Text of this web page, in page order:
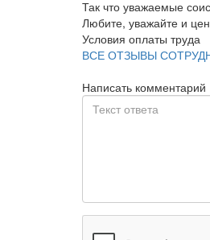
Так что уважаемые
Любите, уважайте и
Условия оплаты труда
ВСЕ ОТЗЫВЫ
Написать комментарий